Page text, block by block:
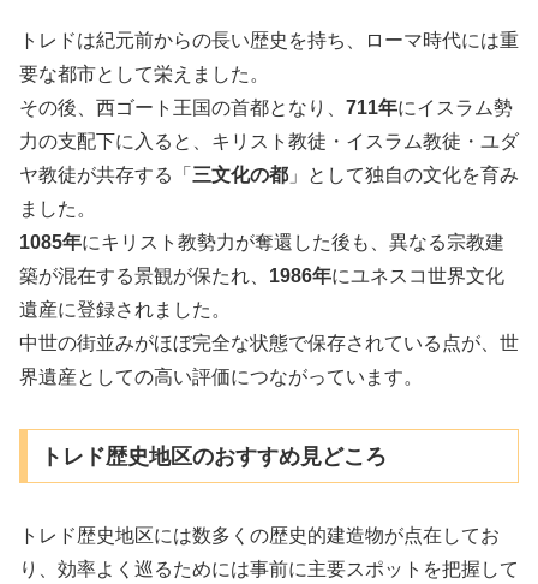
トレドは紀元前からの長い歴史を持ち、ローマ時代には重
要な都市として栄えました。
その後、西ゴート王国の首都となり、 711年にイスラム勢
力の支配下に入ると、キリスト教徒・イスラム教徒・ユダ
ヤ教徒が共存する「 三文化の都 」として独自の文化を育み
ました。
1085年にキリスト教勢力が奪還した後も、異なる宗教建
築が混在する景観が保たれ、 1986年にユネスコ世界文化
遺産に登録されました。
中世の街並みがほぼ完全な状態で保存されている点が、世
界遺産としての高い評価につながっています。
トレド歴史地区のおすすめ見どころ
トレド歴史地区には数多くの歴史的建造物が点在してお
り、効率よく巡るためには事前に主要スポットを把握して